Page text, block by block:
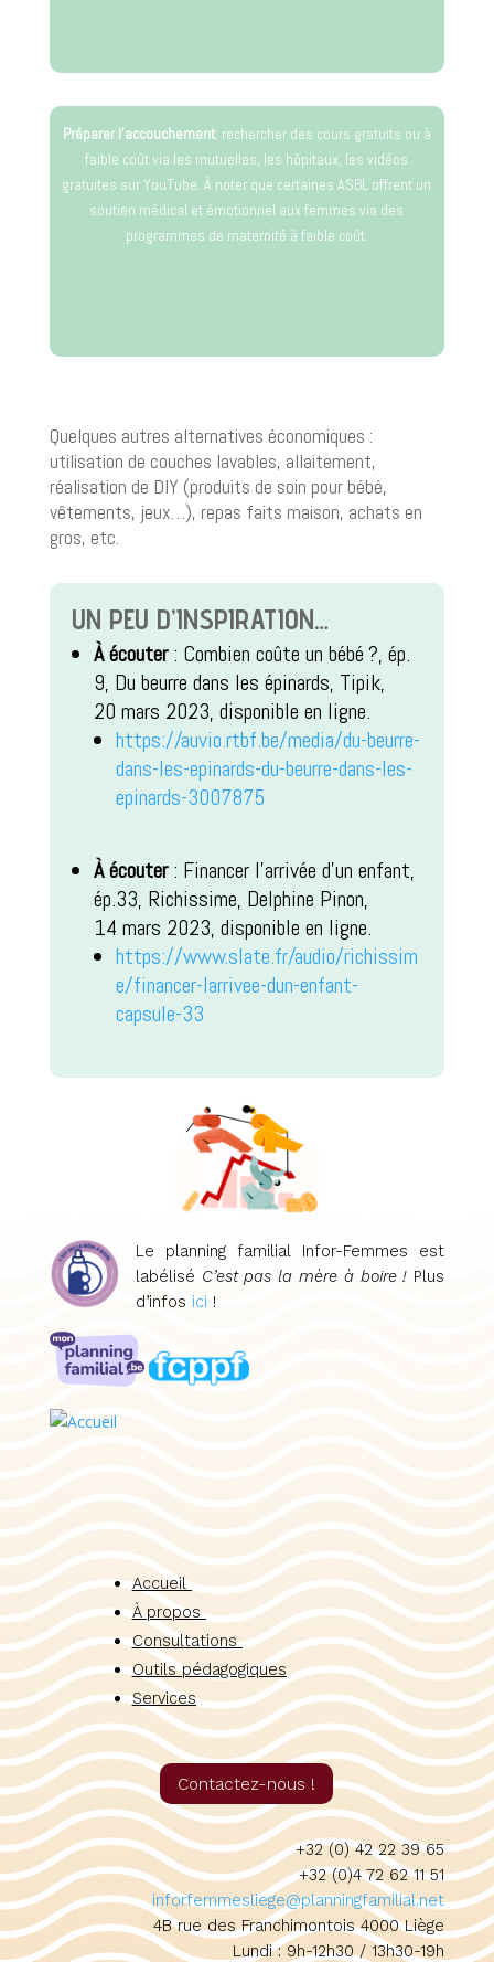
Préparer l’accouchement: rechercher des cours gratuits ou à
faible coût via les mutuelles, les hôpitaux, les vidéos
gratuites sur YouTube. À noter que certaines ASBL offrent un
soutien médical et émotionnel aux femmes via des
programmes de maternité à faible coût.
Quelques autres alternatives économiques :
utilisation de couches lavables, allaitement,
réalisation de DIY (produits de soin pour bébé,
vêtements, jeux…), repas faits maison, achats en
gros, etc.
UN PEU D’INSPIRATION…
À écouter: Combien coûte un bébé ?, ép.
9, Du beurre dans les épinards, Tipik,
20 mars 2023, disponible en ligne.
https://auvio.rtbf.be/media/du-beurre-
dans-les-epinards-du-beurre-dans-les-
epinards-3007875
À écouter: Financer l’arrivée d’un enfant,
ép.33, Richissime, Delphine Pinon,
14 mars 2023, disponible en ligne.
https://www.slate.fr/audio/richissim
e/financer-larrivee-dun-enfant-
capsule-33
Le planning familial Infor-Femmes est
labélisé C’est pas la mère à boire ! Plus
d’infos ici !
Accueil
À propos
Consultations
Outils pédagogiques
Services
Contactez-nous !
+32 (0) 42 22 39 65
+32 (0)4 72 62 11 51
inforfemmesliege@planningfamilial.net
4B rue des Franchimontois 4000 Liège
Lundi : 9h-12h30 / 13h30-19h